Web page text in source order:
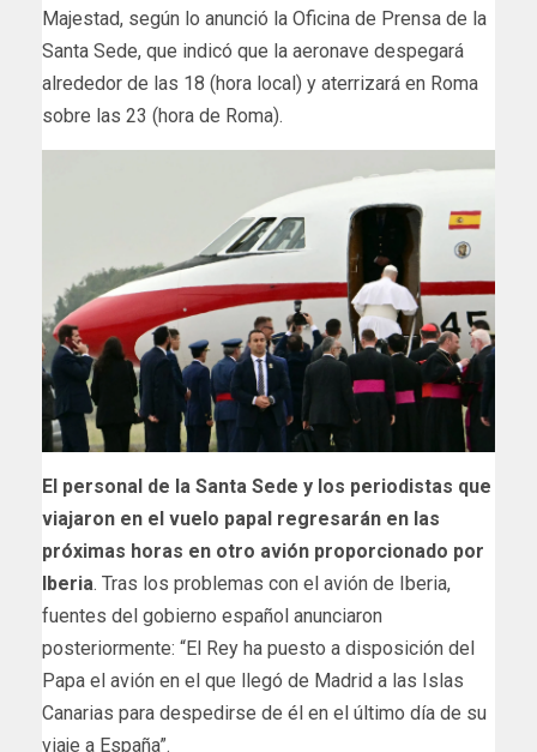
Majestad, según lo anunció la Oficina de Prensa de la
Santa Sede, que indicó que la aeronave despegará
alrededor de las 18 (hora local) y aterrizará en Roma
sobre las 23 (hora de Roma).
El personal de la Santa Sede y los periodistas que
viajaron en el vuelo papal regresarán en las
próximas horas en otro avión proporcionado por
Iberia. Tras los problemas con el avión de Iberia,
fuentes del gobierno español anunciaron
posteriormente: “El Rey ha puesto a disposición del
Papa el avión en el que llegó de Madrid a las Islas
Canarias para despedirse de él en el último día de su
viaje a España”.